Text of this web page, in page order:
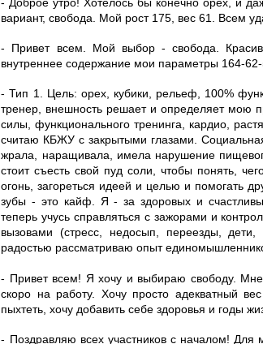
вариант, свобода. Мой рост 175, вес 61. Всем
- Привет всем. Мой выбор - свобода.
внутреннее содержание мои параметры 164-
- Тип 1. Цель: орех, кубики, рельеф, 100%
тренер, внешность решает и определяет мою
силы, функционального тренинга, кардио,
считаю КБЖУ с закрытыми глазами.
жрала, наращивала, имела нарушение
стоит съесть свой пуд соли, чтобы понять,
огонь, загореться идеей и целью и помогать
зубы - это кайф. Я - за здоровых и
теперь учусь справляться с зажорами и
вызовами (стресс, недосып, переезды,
радостью рассматриваю опыт
- Привет всем! Я хочу и выбираю свободу.
скоро на работу. Хочу просто адекватный
пыхтеть, хочу добавить себе здоровья и годы
- Поздравляю всех участников с началом! Для